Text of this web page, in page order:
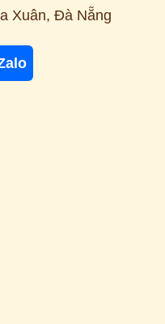
Xuân, Đà Nẵng